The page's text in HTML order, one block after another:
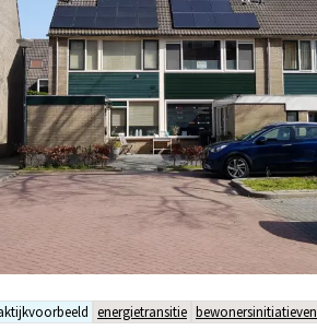
energietransitie bewonersinitiatieven